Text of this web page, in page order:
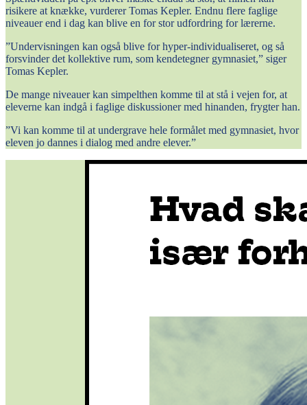
risikere at knække, vurderer Tomas Kepler. Endnu flere faglige
niveauer end i dag kan blive en for stor udfordring for lærerne.
”Undervisningen kan også blive for hyper-individualiseret, og så
forsvinder det kollektive rum, som kendetegner gymnasiet,” siger
Tomas Kepler.
De mange niveauer kan simpelthen komme til at stå i vejen for, at
eleverne kan indgå i faglige diskussioner med hinanden, frygter han.
”Vi kan komme til at undergrave hele formålet med gymnasiet, hvor
eleven jo dannes i dialog med andre elever.”